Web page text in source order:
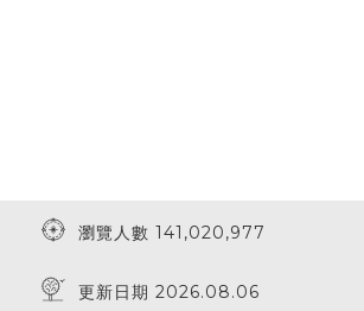
瀏覽人數 141,020,977
更新日期 2026.08.06